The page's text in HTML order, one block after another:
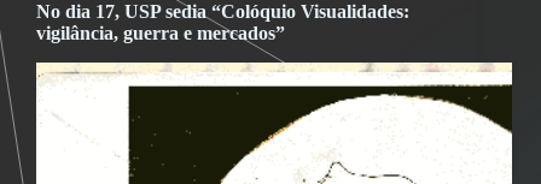
No dia 17, USP sedia “Colóquio Visualidades:
vigilância, guerra e mercados”